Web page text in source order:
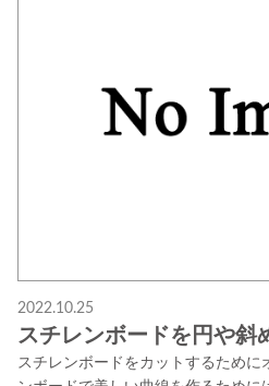
2022.10.25
スチレンボードを円や斜
スチレンボードをカットするために